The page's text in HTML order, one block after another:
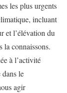
les plus urgents
incluant
et l’élévation du
la connaissons.
à l’activité
le
agir